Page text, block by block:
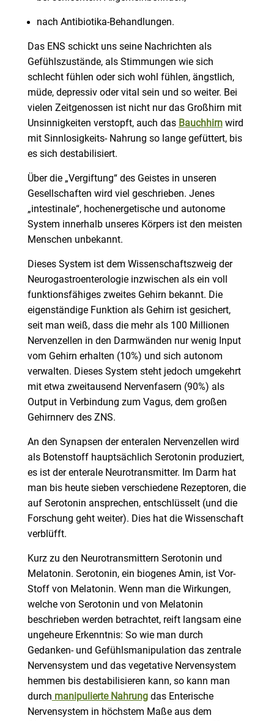
nach Antibiotika-Behandlungen.
Das ENS schickt uns seine Nachrichten als
Gefühlszustände, als Stimmungen wie sich
schlecht fühlen oder sich wohl fühlen, ängstlich,
müde, depressiv oder vital sein und so weiter. Bei
vielen Zeitgenossen ist nicht nur das Großhirn mit
Unsinnigkeiten verstopft, auch das Bauchhirnwird
mit Sinnlosigkeits- Nahrung so lange gefüttert, bis
es sich destabilisiert.
Über die „Vergiftung“ des Geistes in unseren
Gesellschaften wird viel geschrieben. Jenes
„intestinale“, hochenergetische und autonome
System innerhalb unseres Körpers ist den meisten
Menschen unbekannt.
Dieses System ist dem Wissenschaftszweig der
Neurogastroenterologie inzwischen als ein voll
funktionsfähiges zweites Gehirn bekannt. Die
eigenständige Funktion als Gehirn ist gesichert,
seit man weiß, dass die mehr als 100 Millionen
Nervenzellen in den Darmwänden nur wenig Input
vom Gehirn erhalten (10%) und sich autonom
verwalten. Dieses System steht jedoch umgekehrt
mit etwa zweitausend Nervenfasern (90%) als
Output in Verbindung zum Vagus, dem großen
Gehirnnerv des ZNS.
An den Synapsen der enteralen Nervenzellen wird
als Botenstoff hauptsächlich Serotonin produziert,
es ist der enterale Neurotransmitter. Im Darm hat
man bis heute sieben verschiedene Rezeptoren, die
auf Serotonin ansprechen, entschlüsselt (und die
Forschung geht weiter). Dies hat die Wissenschaft
verblüfft.
Kurz zu den Neurotransmittern Serotonin und
Melatonin. Serotonin, ein biogenes Amin, ist Vor-
Stoff von Melatonin. Wenn man die Wirkungen,
welche von Serotonin und von Melatonin
beschrieben werden betrachtet, reift langsam eine
ungeheure Erkenntnis: So wie man durch
Gedanken- und Gefühlsmanipulation das zentrale
Nervensystem und das vegetative Nervensystem
hemmen bis destabilisieren kann, so kann man
durch manipulierte Nahrungdas Enterische
Nervensystem in höchstem Maße aus dem